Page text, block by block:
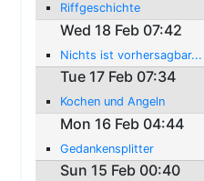
Riffgeschichte
Wed 18 Feb 07:42
Nichts ist vorhersagbar...
Tue 17 Feb 07:34
Kochen und Angeln
Mon 16 Feb 04:44
Gedankensplitter
Sun 15 Feb 00:40